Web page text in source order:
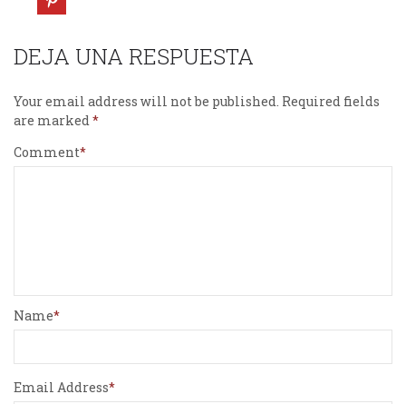
DEJA UNA RESPUESTA
Your email address will not be published. Required fields
are marked
Comment
Name
Email Address